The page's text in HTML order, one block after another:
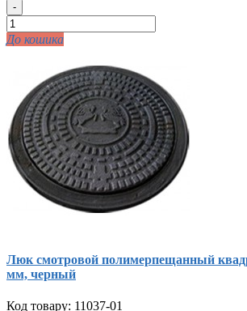
-
До кошика
Люк смотровой полимерпещанный
мм, черный
Код товару: 11037-01